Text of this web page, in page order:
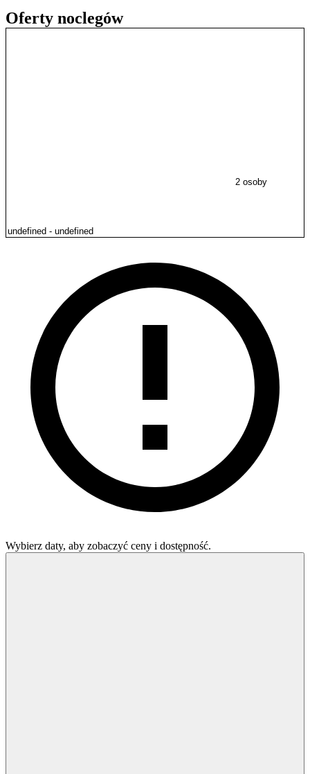
Oferty noclegów
2 osoby
Wybierz daty, aby zobaczyć ceny i dostępność.